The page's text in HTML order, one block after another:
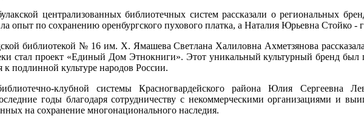
централизованных библиотечных систем рассказали о региональных
опыт по сохранению оренбургского пухового платка, а Наталия Юрьевна Стойко -
библиотекой № 16 им. Х. Ямашева Светлана Халиловна Ахметзянова
стал проект «Единый Дом Этнокниги». Этот уникальный культурный бренд был
к подлинной культуре народов России.
клубной системы Красногвардейского района Юлия Сергеевна
годы благодаря сотрудничеству с некоммерческими организациями и
на сохранение многонационального наследия.